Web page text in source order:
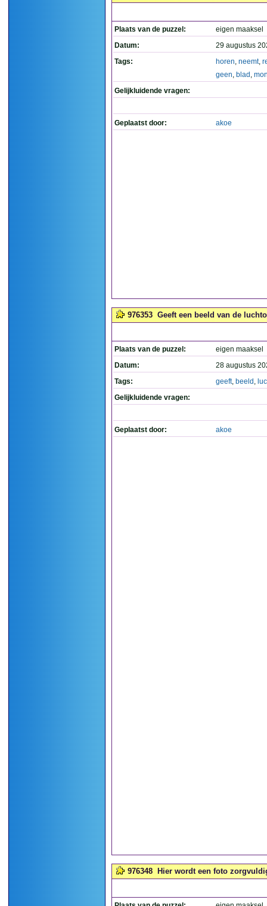
Plaats van de puzzel:
eigen maaksel
Datum:
29 augustus
Tags:
horen, neemt,
geen, blad ,
Gelijkluidende vragen:
Geplaatst door: akoe
976353 Geeft een beeld van de
Plaats van de puzzel:
eigen maaksel
Datum:
28 augustus
Tags:
geeft, beeld ,
Gelijkluidende vragen:
Geplaatst door: akoe
976348 Hier wordt een foto